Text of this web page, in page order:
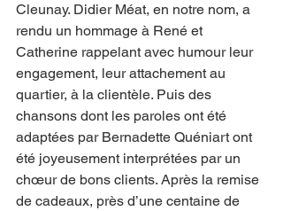
Cleunay. Didier Méat, en notre nom, a
rendu un hommage à René et
Catherine rappelant avec humour leur
engagement, leur attachement au
quartier, à la clientèle. Puis des
chansons dont les paroles ont été
adaptées par Bernadette Quéniart ont
été joyeusement interprétées par un
chœur de bons clients. Après la remise
de cadeaux, près d’une centaine de